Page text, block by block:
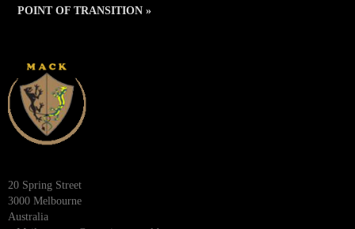
POINT OF TRANSITION »
20 Spring Street
3000 Melbourne
Australia